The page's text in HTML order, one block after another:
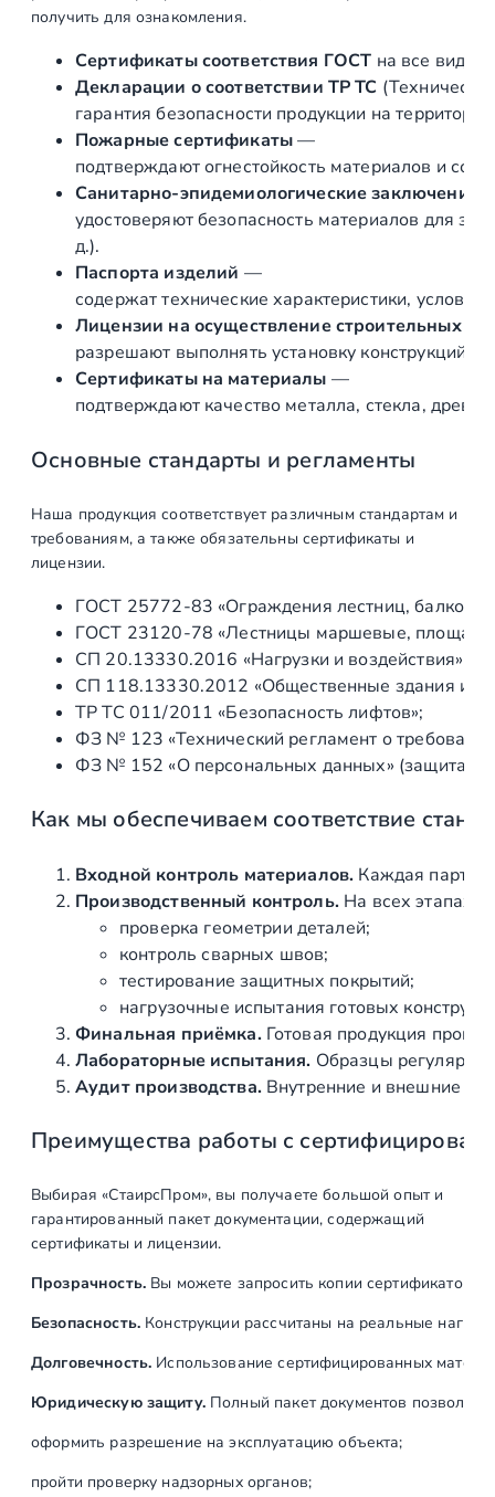
о
Ø
м
м
п
о
л
и
о
а
н
A
S
3
4
)
получить для ознакомления.
Сертификаты соответствия ГОСТ на все виды
Декларации о соответствии ТР ТС
гарантия безопасности продукции на
Пожарные сертификаты—
подтверждают огнестойкость материалов и
Санитарно‑эпидемиологические заключения
удостоверяют безопасность материалов для
д.).
Паспорта изделий —
содержат технические характеристики,
Лицензии на осуществление строительных и
разрешают выполнять установку конструкций
Сертификаты на материалы —
подтверждают качество металла, стекла,
Основные стандарты и регламенты
Наша продукция соответствует различным стандартам и
требованиям, а также обязательны сертификаты и
лицензии.
ГОСТ 25772‑83 «Ограждения лестниц,
ГОСТ 23120‑78 «Лестницы маршевые,
СП 20.13330.2016 «Нагрузки и воздействия»
СП 118.13330.2012 «Общественные здания и
ТР ТС 011/2011 «Безопасность лифтов»;
ФЗ № 123 «Технический регламент о
ФЗ № 152 «О персональных данных» (защита
Как мы обеспечиваем соответствие
Входной контроль материалов. Каждая партия
Производственный контроль.На всех этапах
проверка геометрии деталей;
контроль сварных швов;
тестирование защитных покрытий;
нагрузочные испытания готовых
Финальная приёмка.Готовая продукция
Лабораторные испытания. Образцы регулярно
Аудит производства.Внутренние и внешние
Преимущества работы с
Выбирая «СтаирсПром», вы получаете большой опыт и
гарантированный пакет документации, содержащий
сертификаты и лицензии.
Прозрачность.Вы можете запросить копии сертификатов
Безопасность.Конструкции рассчитаны на реальные
Долговечность. Использование сертифицированных
Юридическую защиту.Полный пакет документов позволяет:
оформить разрешение на эксплуатацию объекта;
пройти проверку надзорных органов;